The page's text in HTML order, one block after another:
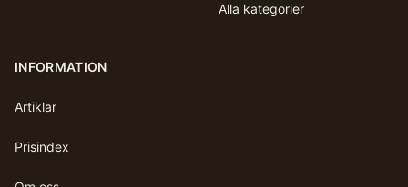
Alla kategorier
INFORMATION
Artiklar
Prisindex